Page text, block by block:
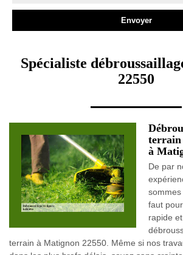
Spécialiste
22550
terrain
à
De par
sommes
faut
rapide
terrain à Matignon 22550. Même si nos